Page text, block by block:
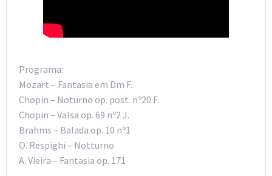
Programa:
Mozart – Fantasia em Dm F.
Chopin – Noturno op. post. nº20 F.
Chopin – Valsa op. 69 nº2 J.
Brahms – Balada op. 10 nº1
O. Respighi – Notturno
A. Vieira – Fantasia op. 171